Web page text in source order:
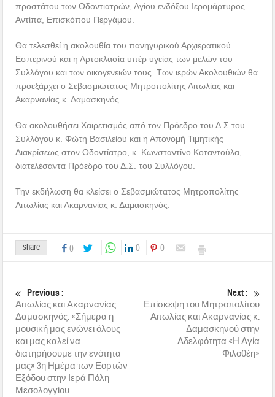
προστάτου των Οδοντιατρών, Αγίου ενδόξου Ιερομάρτυρος
Αντίπα, Επισκόπου Περγάμου.
Θα τελεσθεί η ακολουθία του πανηγυρικού Αρχιερατικού
Εσπερινού και η Αρτοκλασία υπέρ υγείας των μελών του
Συλλόγου και των οικογενειών τους. Των ιερών Ακολουθιών θα
προεξάρχει ο Σεβασμιώτατος Μητροπολίτης Αιτωλίας και
Ακαρνανίας κ. Δαμασκηνός.
Θα ακολουθήσει Χαιρετισμός από τον Πρόεδρο του Δ.Σ του
Συλλόγου κ. Φώτη Βασιλείου και η Απονομή Τιμητικής
Διακρίσεως στον Οδοντίατρο, κ. Κωνσταντίνο Κοταντούλα,
διατελέσαντα Πρόεδρο του Δ.Σ. του Συλλόγου.
Την εκδήλωση θα κλείσει ο Σεβασμιώτατος Μητροπολίτης
Αιτωλίας και Ακαρνανίας κ. Δαμασκηνός.
share 0 0 0
Previous :
Αιτωλίας και Ακαρνανίας
Δαμασκηνός: «Σήμερα η
μουσική μας ενώνει όλους
και μας καλεί να
διατηρήσουμε την ενότητα
μας» 3η Ημέρα των Εορτών
Εξόδου στην Ιερά Πόλη
Μεσολογγίου
Next :
Επίσκεψη του Μητροπολίτου
Αιτωλίας και Ακαρνανίας κ.
Δαμασκηνού στην
Αδελφότητα «Η Αγία
Φιλοθέη»